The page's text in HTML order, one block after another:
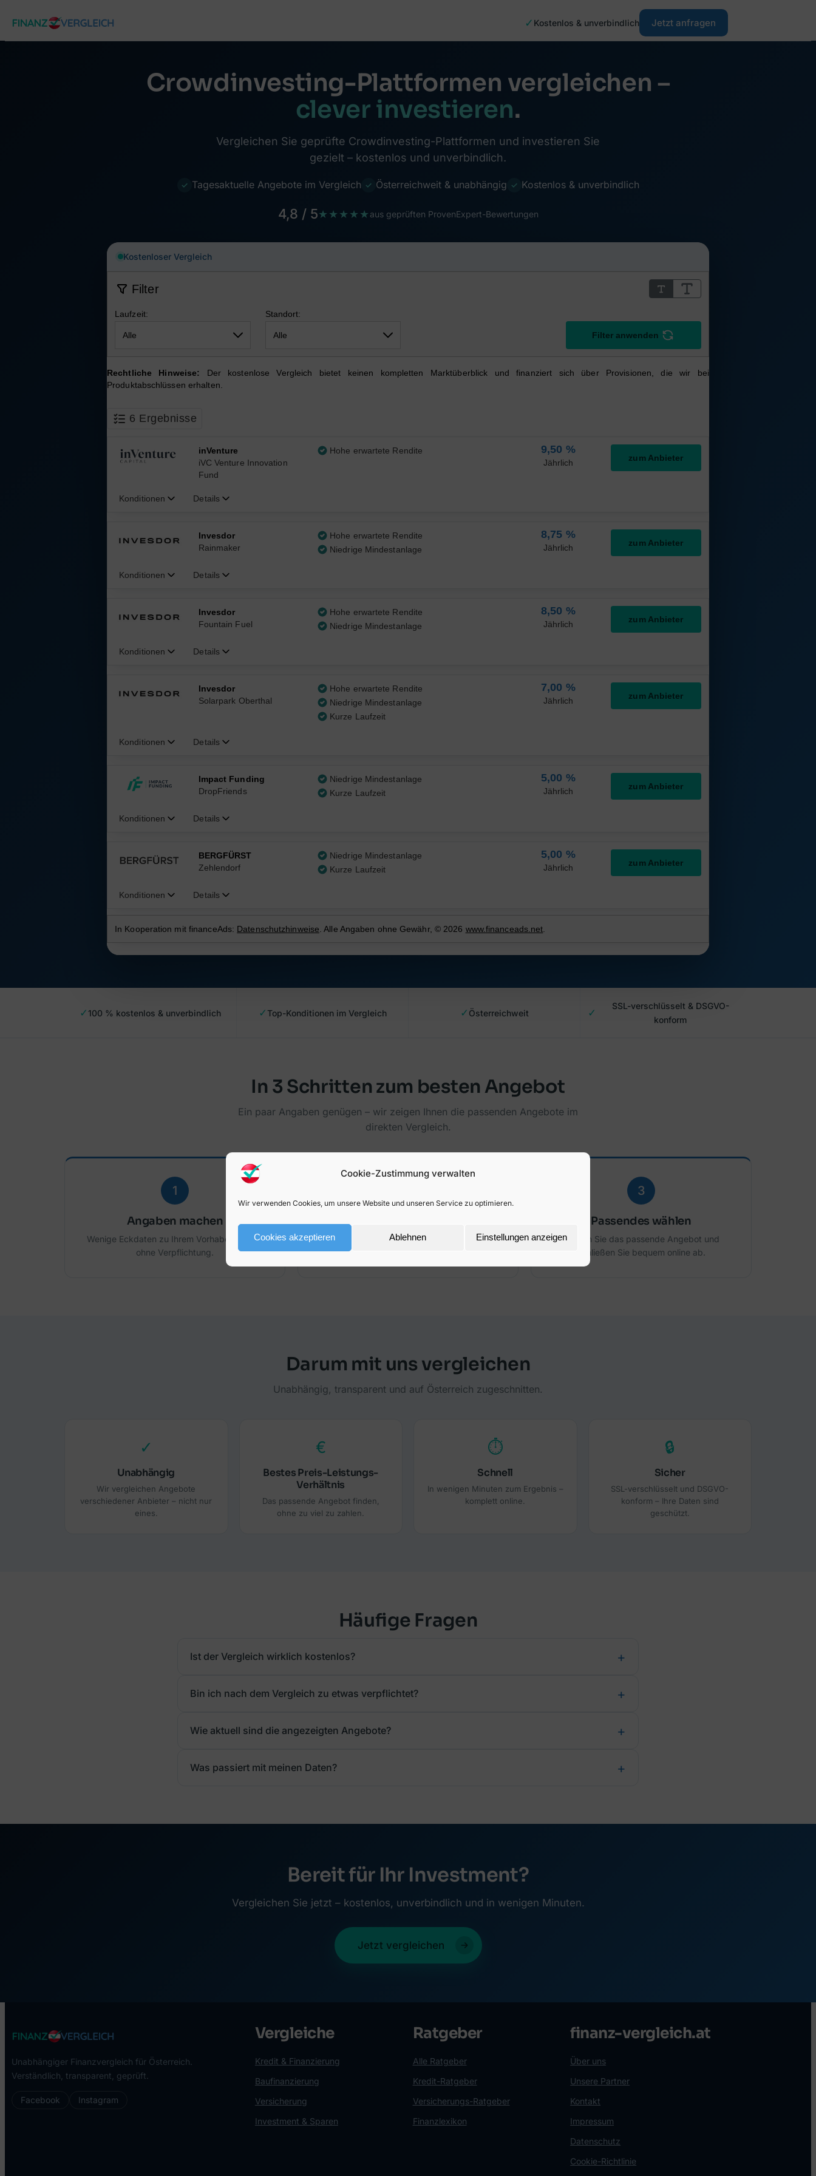
Cookie-Zustimmung verwalten
Wir verwenden Cookies, um unsere Website und unseren Service zu optimieren.
Cookies akzeptieren Ablehnen Einstellungen anzeigen
✓ Kostenlos & unverbindlich Jetzt anfragen
Crowdinvesting-Plattformen vergleichen –
clever investieren.
Vergleichen Sie geprüfte Crowdinvesting-Plattformen und investieren Sie
gezielt – kostenlos und unverbindlich.
✓ Tagesaktuelle Angebote im Vergleich ✓ Österreichweit & unabhängig ✓ Kostenlos & unverbindlich
4,8 / 5★★★★★ aus geprüften ProvenExpert-Bewertungen
Kostenloser Vergleich
✓ 100 % kostenlos & unverbindlich ✓Top-Konditionen im Vergleich ✓ Österreichweit ✓
SSL-verschlüsselt & DSGVO-
konform
In 3 Schritten zum besten Angebot
Ein paar Angaben genügen – wir zeigen Ihnen die passenden Angebote im
direkten Vergleich.
1
Angaben machen
Wenige Eckdaten zu Ihrem Vorhaben – ganz
ohne Verpflichtung.
Angebote vergleichen
Sie sehen tagesaktuelle Angebote transparent
3
Passendes wählen
Wählen Sie das passende Angebot und
schließen Sie bequem online ab.
Darum mit uns vergleichen
Unabhängig, transparent und auf Österreich zugeschnitten.
✓
Unabhängig
Wir vergleichen Angebote
verschiedener Anbieter – nicht nur
eines.
€
Bestes Preis-Leistungs-
Verhältnis
Das passende Angebot finden,
ohne zu viel zu zahlen.
⏱
Schnell
In wenigen Minuten zum Ergebnis –
komplett online.
🔒
Sicher
SSL-verschlüsselt und DSGVO-
konform – Ihre Daten sind
geschützt.
Häufige Fragen
Ist der Vergleich wirklich kostenlos?
Bin ich nach dem Vergleich zu etwas verpflichtet?
Wie aktuell sind die angezeigten Angebote?
Was passiert mit meinen Daten?
Bereit für Ihr Investment?
Vergleichen Sie jetzt – kostenlos, unverbindlich und in wenigen Minuten.
Jetzt vergleichen
Unabhängiger Finanzvergleich für Österreich.
Verständlich, transparent, geprüft.
Facebook Instagram
Vergleiche
Kredit & Finanzierung
Baufinanzierung
Versicherung
Investment & Sparen
Ratgeber
Alle Ratgeber
Kredit-Ratgeber
Versicherungs-Ratgeber
Finanzlexikon
finanz-vergleich.at
Über uns
Unsere Partner
Kontakt
Impressum
Datenschutz
Cookie-Richtlinie